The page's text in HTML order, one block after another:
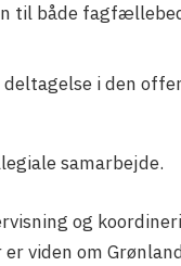
til både
i den
samarbejde.
og
viden om